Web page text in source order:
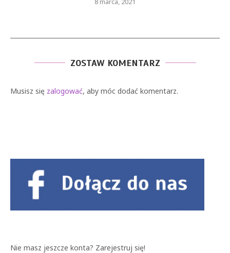
ZOSTAW KOMENTARZ
Musisz się zalogować, aby móc dodać komentarz.
Nie masz jeszcze konta? Zarejestruj się!